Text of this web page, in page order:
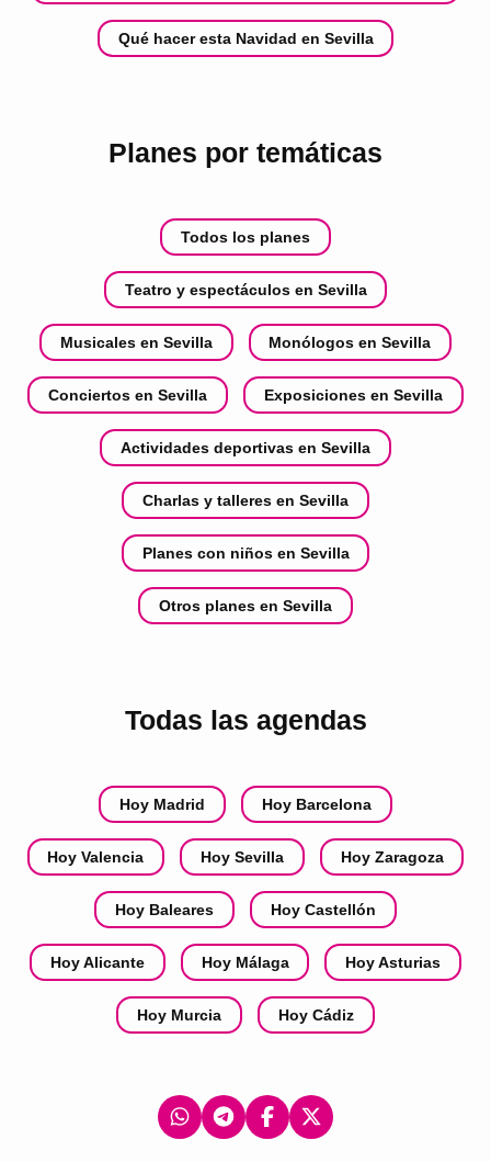
Qué hacer esta Navidad en Sevilla
Planes por temáticas
Todos los planes
Teatro y espectáculos en Sevilla
Musicales en Sevilla Monólogos en Sevilla
Conciertos en Sevilla Exposiciones en Sevilla
Actividades deportivas en Sevilla
Charlas y talleres en Sevilla
Planes con niños en Sevilla
Otros planes en Sevilla
Todas las agendas
Hoy Madrid Hoy Barcelona
Hoy Valencia Hoy Sevilla Hoy Zaragoza
Hoy Baleares Hoy Castellón
Hoy Alicante Hoy Málaga Hoy Asturias
Hoy Murcia Hoy Cádiz